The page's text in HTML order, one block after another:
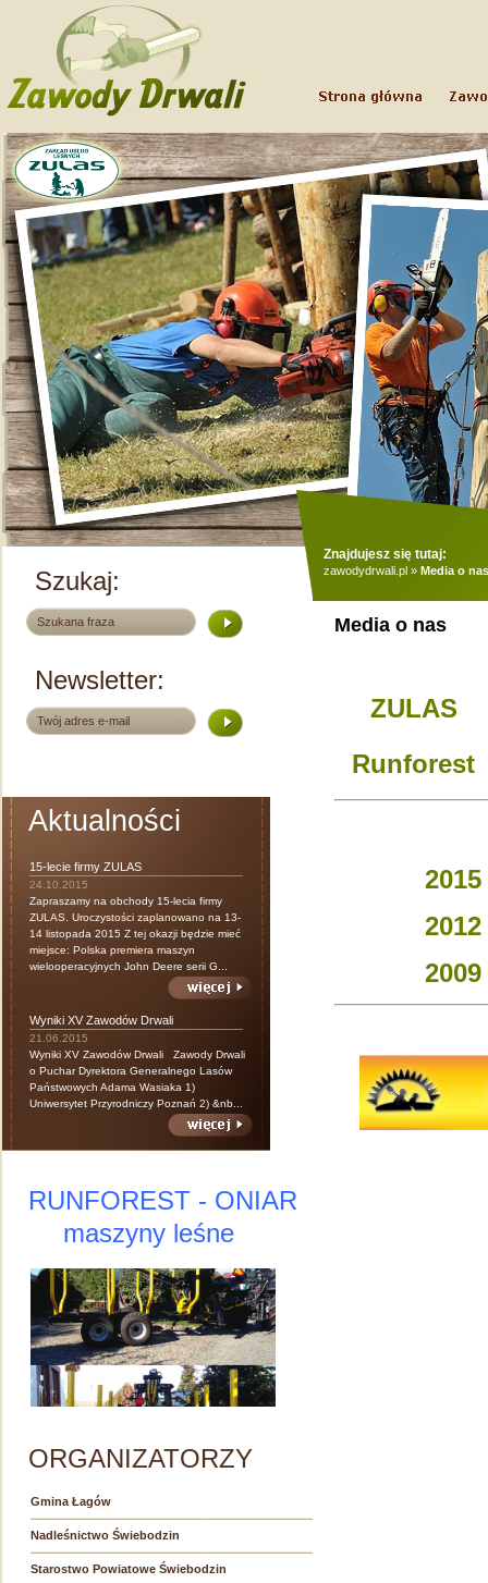
Szukaj:
Newsletter:
Aktualności
15-lecie firmy ZULAS
24.10.2015
Zapraszamy na obchody 15-lecia firmy
ZULAS. Uroczystości zaplanowano na 13-
14 listopada 2015 Z tej okazji będzie mieć
miejsce: Polska premiera maszyn
wielooperacyjnych John Deere serii G...
Wyniki XV Zawodów Drwali
21.06.2015
Wyniki XV Zawodów Drwali Zawody Drwali
o Puchar Dyrektora Generalnego Lasów
Państwowych Adama Wasiaka 1)
Uniwersytet Przyrodniczy Poznań 2) &nb...
RUNFOREST - ONIAR
maszyny leśne
ORGANIZATORZY
Gmina Łagów
Nadleśnictwo Świebodzin
Starostwo Powiatowe Świebodzin
Znajdujesz się tutaj:
zawodydrwali.pl » Media o nas
Media o nas
ZULAS
Runforest
2015
2012
2009